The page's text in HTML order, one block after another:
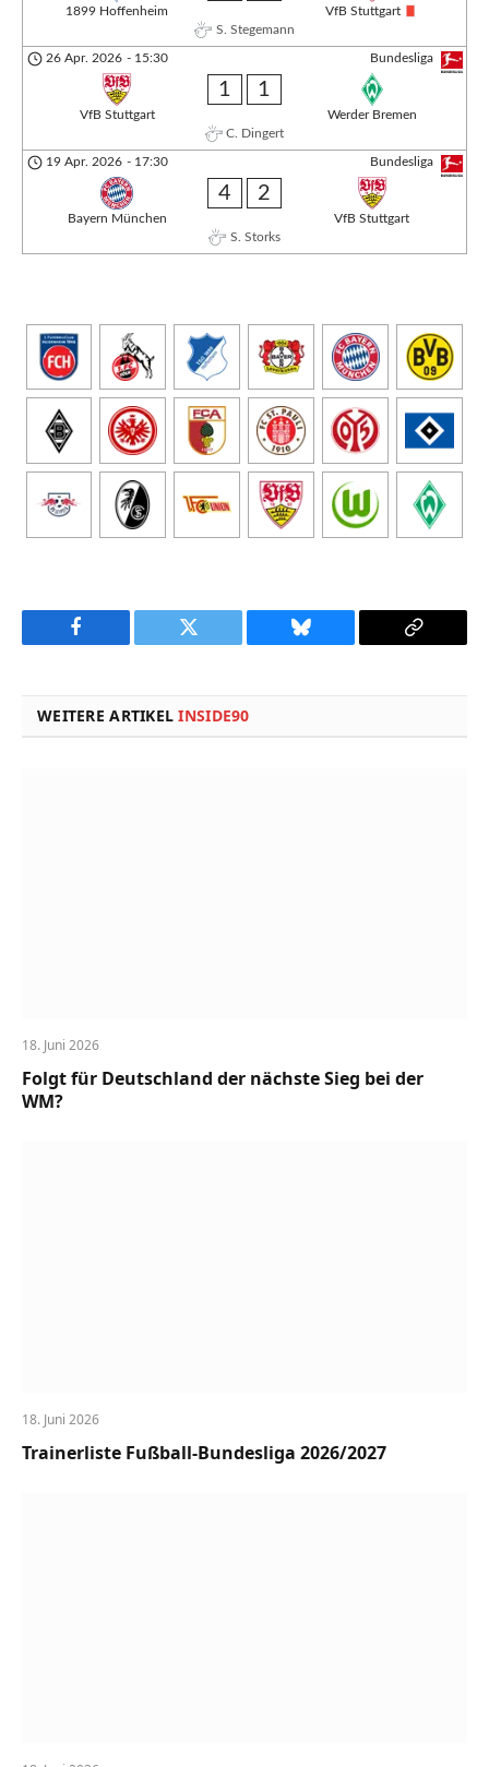
1899 Hoffenheim
VfB Stuttgart
S. Stegemann
Bundesliga
26 Apr. 2026 - 15:30
VfB Stuttgart
1 1
Werder Bremen
C. Dingert
Bundesliga
19 Apr. 2026 - 17:30
Bayern München
4 2
VfB Stuttgart
S. Storks
Facebook Twitter Bluesky
Copy
WEITERE ARTIKELINSIDE90
18. Juni 2026
Folgt für Deutschland der nächste Sieg bei der
WM?
18. Juni 2026
Trainerliste Fußball-Bundesliga 2026/2027